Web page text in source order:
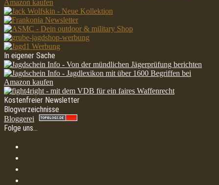
In eigener Sache
Kostenfreier Newsletter
Blogverzeichnisse
Bloggerei
Folge uns…